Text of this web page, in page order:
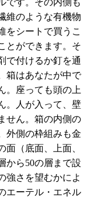
です。その内側も
維のような有機物
をシートで買うこ
とができます。そ
で付けるか釘を通
箱はあなたが中で
。座っても頭の上
。人が入って、壁
せん。箱の内側の
外側の枠組みも金
面（底面、上面、
から50の層まで設
強さを望むかによ
エーテル・エネル